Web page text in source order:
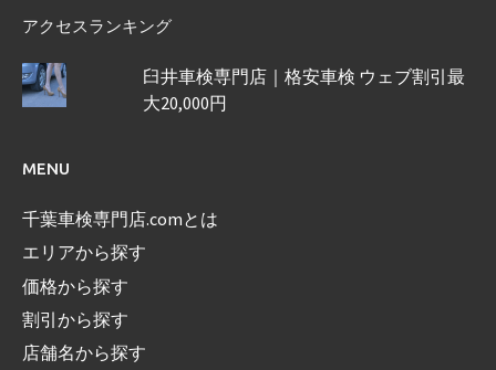
アクセスランキング
臼井車検専門店｜格安車検 ウェブ割引最
大20,000円
MENU
千葉車検専門店.comとは
エリアから探す
価格から探す
割引から探す
店舗名から探す